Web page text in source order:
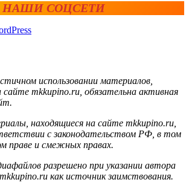
НАШИ СОЦСЕТИ
использовании материалов,
сайте mkkupino.ru, обязательна активная
находящиеся на сайте mkkupino.ru,
с законодательством РФ, в том
праве и смежных правах.
разрешено при указании автора
как источник заимствования.